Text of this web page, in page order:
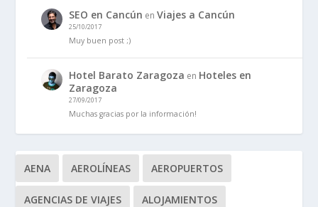
SEO en Cancún enViajes a Cancún
25/10/2017
Muy buen post ;)
Hotel Barato Zaragoza en Hoteles en
Zaragoza
27/09/2017
Muchas gracias por la información!
AENA AEROLÍNEAS AEROPUERTOS
AGENCIAS DE VIAJES ALOJAMIENTOS